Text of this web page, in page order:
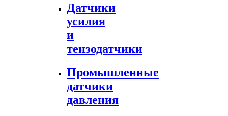
Датчики
усилия
и
тензодатчики
Промышленные
датчики
давления